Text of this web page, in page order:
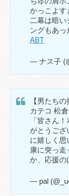
かっこよす
二幕は暗
ングもあっ
ABT
— ナス子
【男たち
カテコ 松
「皆さん
がとうござ
に嬉しく思
康に突っ走
か、応援の
— pal